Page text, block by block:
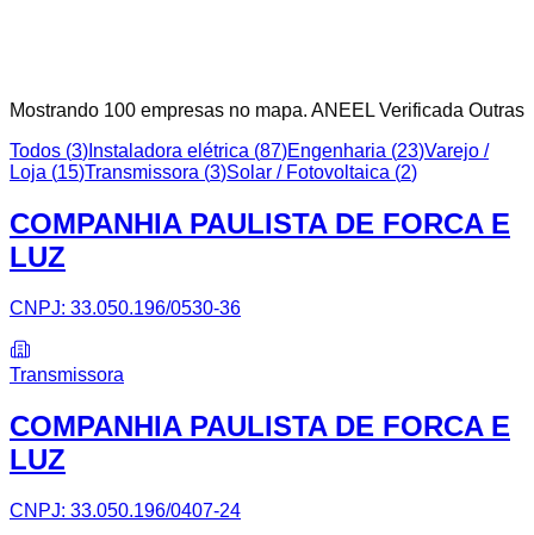
Mostrando 100 empresas no mapa. ANEEL Verificada Outras
Todos (3) Instaladora elétrica (87)Engenharia (23)Varejo /
Loja (15)Transmissora (3)Solar / Fotovoltaica (2)
COMPANHIA PAULISTA DE FORCA E
LUZ
CNPJ: 33.050.196/0530-36
Transmissora
COMPANHIA PAULISTA DE FORCA E
LUZ
CNPJ: 33.050.196/0407-24